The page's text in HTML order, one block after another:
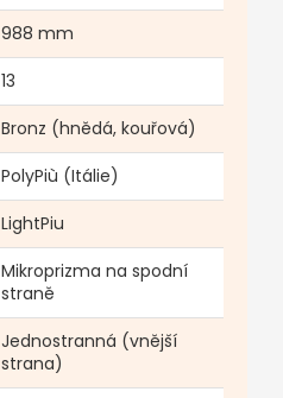
988 mm
13
Bronz (hnědá, kouřová)
PolyPiù (Itálie)
LightPiu
Mikroprizma na spodní
straně
Jednostranná (vnější
strana)